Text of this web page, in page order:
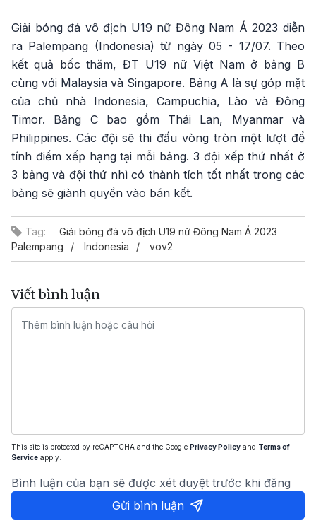
Giải bóng đá vô địch U19 nữ Đông Nam Á 2023 diễn
ra Palempang (Indonesia) từ ngày 05 - 17/07. Theo
kết quả bốc thăm, ĐT U19 nữ Việt Nam ở bảng B
cùng với Malaysia và Singapore. Bảng A là sự góp mặt
của chủ nhà Indonesia, Campuchia, Lào và Đông
Timor. Bảng C bao gồm Thái Lan, Myanmar và
Philippines. Các đội sẽ thi đấu vòng tròn một lượt để
tính điểm xếp hạng tại mỗi bảng. 3 đội xếp thứ nhất ở
3 bảng và đội thứ nhì có thành tích tốt nhất trong các
bảng sẽ giành quyền vào bán kết.
Tag:
Giải bóng đá vô địch U19 nữ Đông Nam Á 2023
Palempang
Indonesia vov2
Viết bình luận
This site is protected by reCAPTCHA and the Google Privacy Policy and Terms of
Service apply.
Bình luận của bạn sẽ được xét duyệt trước khi đăng
Gửi bình luận